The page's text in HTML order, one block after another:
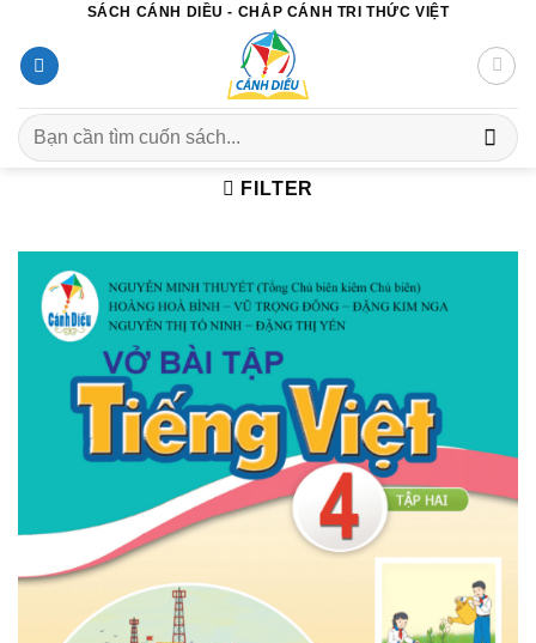
đến
nội
dung
SÁCH CÁNH DIỀU - CHẮP CÁNH TRI THỨC VIỆT
Search
for:
FILTER